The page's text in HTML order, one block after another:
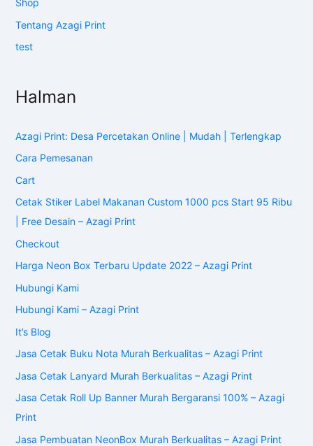
Shop
Tentang Azagi Print
test
Halman
Azagi Print: Desa Percetakan Online | Mudah | Terlengkap
Cara Pemesanan
Cart
Cetak Stiker Label Makanan Custom 1000 pcs Start 95 Ribu
| Free Desain – Azagi Print
Checkout
Harga Neon Box Terbaru Update 2022 – Azagi Print
Hubungi Kami
Hubungi Kami – Azagi Print
It’s Blog
Jasa Cetak Buku Nota Murah Berkualitas – Azagi Print
Jasa Cetak Lanyard Murah Berkualitas – Azagi Print
Jasa Cetak Roll Up Banner Murah Bergaransi 100% – Azagi
Print
Jasa Pembuatan NeonBox Murah Berkualitas – Azagi Print